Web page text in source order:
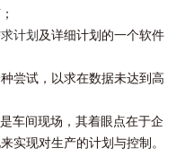
计划 及详细计划的一个软件
试，以求在数据未达到高
间现场，其着眼点在于企
实现对生产的计划与控制。